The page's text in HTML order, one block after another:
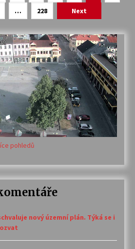
… 228 Next
pohledů
nový územní plán. Týká se i